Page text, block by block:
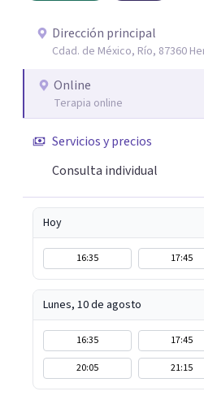
ecopsicología y el trabajo
entendiendo que cada proceso
requiere una mirada
Dirección principal
Cdad. de México, Río, 87360
Online
Terapia online
Servicios y precios
Consulta individual
Hoy
16:35 17:45
Lunes, 10 de agosto
16:35 17:45
20:05
21:15